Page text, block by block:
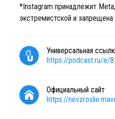
*Instagram принадлежит
экстремистской и
Универсальная
https://podcast.ru/e/
Официальный сайт
https://